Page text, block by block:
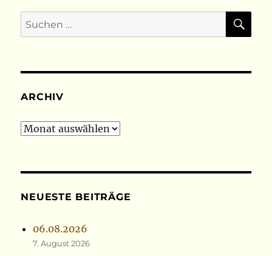
Suchen
nach:
ARCHIV
Archiv
NEUESTE BEITRÄGE
06.08.2026
7. August 2026